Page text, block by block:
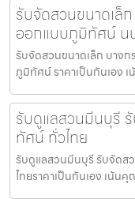
รับจัดสวนขนาดเล็
ออกแบบภูมิทัศน์ น
รับจัดสวนขนาดเล็ก บาง
ภูมิทัศน์ ราคาเป็นกันเอง
รับดูแลสวนมีนบุรี
ทัศน์ ทั่วไทย
รับดูแลสวนมีนบุรี รับจัด
ไทยราคาเป็นกันเอง เน้น